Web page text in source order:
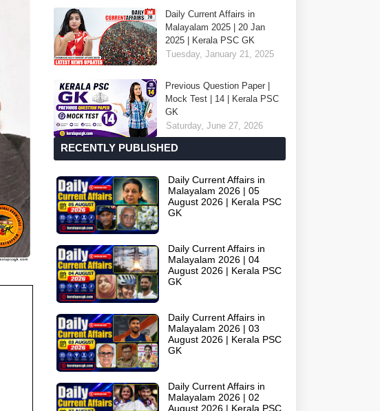
Daily Current Affairs in
Malayalam 2025 | 20 Jan
2025 | Kerala PSC GK
Tuesday, January 21, 2025
Previous Question Paper |
Mock Test | 14 | Kerala PSC
GK
Saturday, June 27, 2026
RECENTLY PUBLISHED
Daily Current Affairs in
Malayalam 2026 | 05
August 2026 | Kerala PSC
GK
Daily Current Affairs in
Malayalam 2026 | 04
August 2026 | Kerala PSC
GK
Daily Current Affairs in
Malayalam 2026 | 03
August 2026 | Kerala PSC
GK
Daily Current Affairs in
Malayalam 2026 | 02
August 2026 | Kerala PSC